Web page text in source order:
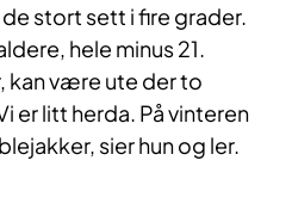
stort sett i fire grader.
hele minus 21.
kan være ute der to
er litt herda. På vinteren
sier hun og ler.